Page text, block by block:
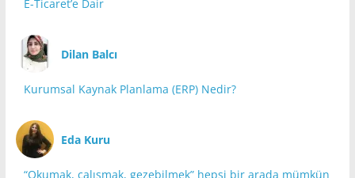
E-Ticaret’e Dair
Dilan Balcı
Kurumsal Kaynak Planlama (ERP) Nedir?
Eda Kuru
“Okumak, çalışmak, gezebilmek” hepsi bir arada mümkün